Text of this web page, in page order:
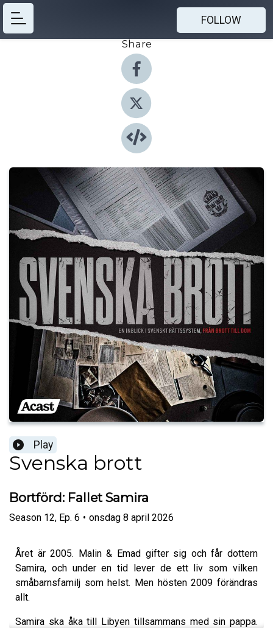
FOLLOW
Share
Play
Svenska brott
Bortförd: Fallet Samira
Season 12, Ep. 6 • onsdag 8 april 2026
Året är 2005. Malin & Emad gifter sig och får dottern
Samira, och under en tid lever de ett liv som vilken
småbarnsfamilj som helst. Men hösten 2009 förändras
allt.
Samira ska åka till Libyen tillsammans med sin pappa.